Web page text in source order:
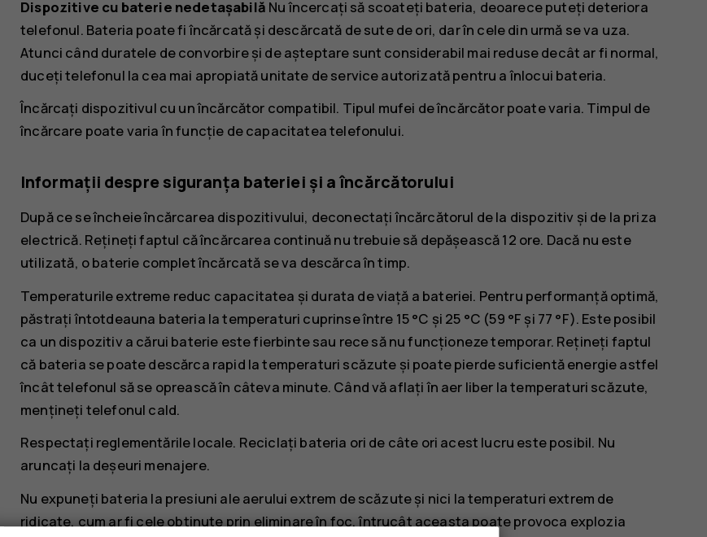
Dispozitive cu baterie nedetașabilă Nu încercați să scoateți bateria, deoarece puteți deteriora
telefonul. Bateria poate fi încărcată și descărcată de sute de ori, dar în cele din urmă se va uza.
Atunci când duratele de convorbire și de așteptare sunt considerabil mai reduse decât ar fi normal,
duceți telefonul la cea mai apropiată unitate de service autorizată pentru a înlocui bateria.
Încărcați dispozitivul cu un încărcător compatibil. Tipul mufei de încărcător poate varia. Timpul de
încărcare poate varia în funcție de capacitatea telefonului.
Informații despre siguranța bateriei și a încărcătorului
După ce se încheie încărcarea dispozitivului, deconectați încărcătorul de la dispozitiv și de la priza
electrică. Rețineți faptul că încărcarea continuă nu trebuie să depășească 12 ore. Dacă nu este
utilizată, o baterie complet încărcată se va descărca în timp.
Temperaturile extreme reduc capacitatea și durata de viață a bateriei. Pentru performanță optimă,
păstrați întotdeauna bateria la temperaturi cuprinse între 15 °C și 25 °C (59 °F și 77 °F). Este posibil
ca un dispozitiv a cărui baterie este fierbinte sau rece să nu funcționeze temporar. Rețineți faptul
că bateria se poate descărca rapid la temperaturi scăzute și poate pierde suficientă energie astfel
încât telefonul să se oprească în câteva minute. Când vă aflați în aer liber la temperaturi scăzute,
mențineți telefonul cald.
Respectați reglementările locale. Reciclați bateria ori de câte ori acest lucru este posibil. Nu
aruncați la deșeuri menajere.
Nu expuneți bateria la presiuni ale aerului extrem de scăzute și nici la temperaturi extrem de
ridicate, cum ar fi cele obținute prin eliminare în foc, întrucât aceasta poate provoca explozia